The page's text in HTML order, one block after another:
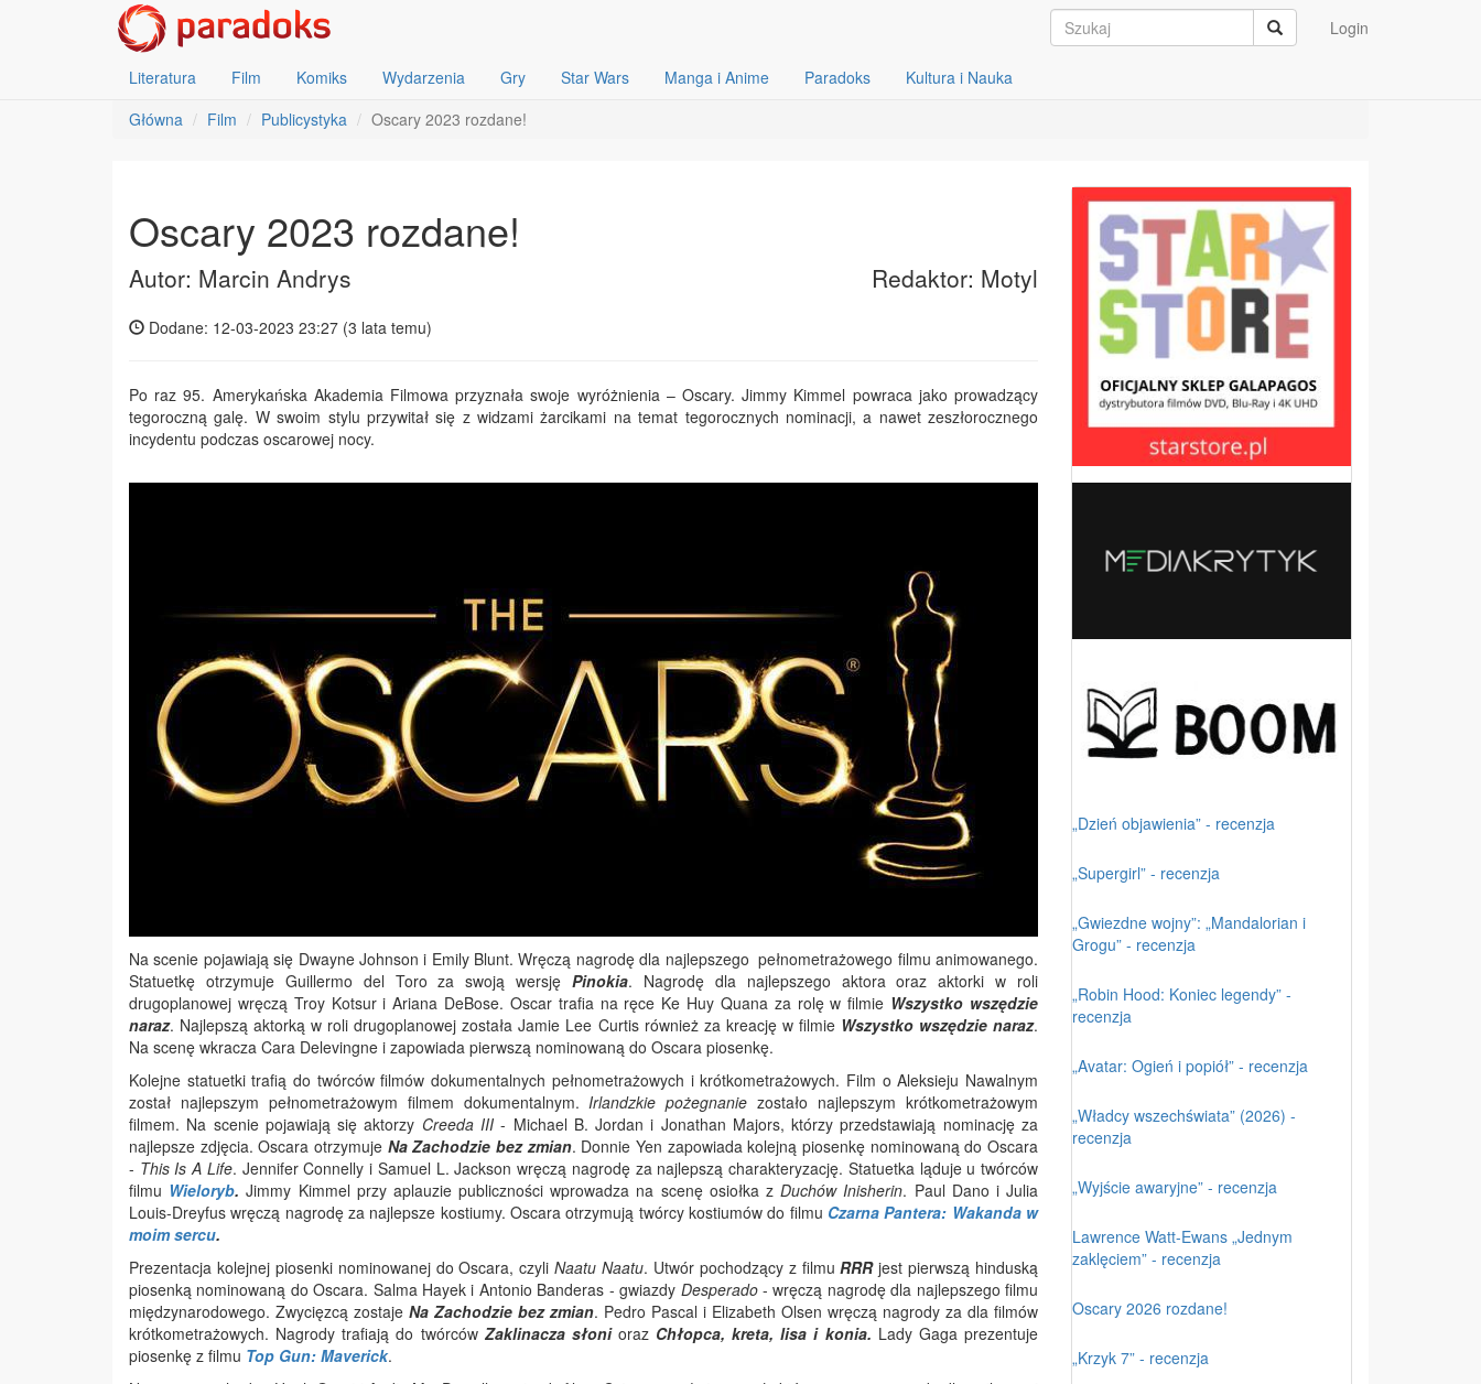
Login
Literatura Film Komiks Wydarzenia Gry Star Wars Manga i Anime Paradoks
Kultura i Nauka
Główna
Film Publicystyka Oscary 2023 rozdane!
Oscary 2023 rozdane!
Autor: Marcin Andrys Redaktor: Motyl
Dodane: 12-03-2023 23:27 (3 lata temu)
Po raz 95. Amerykańska Akademia Filmowa przyznała swoje wyróżnienia – Oscary. Jimmy Kimmel powraca jako prowadzący
tegoroczną galę. W swoim stylu przywitał się z widzami żarcikami na temat tegorocznych nominacji, a nawet zeszłorocznego
incydentu podczas oscarowej nocy.
Na scenie pojawiają się Dwayne Johnson i Emily Blunt. Wręczą nagrodę dla najlepszego pełnometrażowego filmu animowanego.
Statuetkę otrzymuje Guillermo del Toro za swoją wersję Pinokia. Nagrodę dla najlepszego aktora oraz aktorki w roli
drugoplanowej wręczą Troy Kotsur i Ariana DeBose. Oscar trafia na ręce Ke Huy Quana za rolę w filmie Wszystko wszędzie
naraz. Najlepszą aktorką w roli drugoplanowej została Jamie Lee Curtis również za kreację w filmie Wszystko wszędzie naraz.
Na scenę wkracza Cara Delevingne i zapowiada pierwszą nominowaną do Oscara piosenkę.
Kolejne statuetki trafią do twórców filmów dokumentalnych pełnometrażowych i krótkometrażowych. Film o Aleksieju Nawalnym
został najlepszym pełnometrażowym filmem dokumentalnym.Irlandzkie pożegnanie zostało najlepszym krótkometrażowym
filmem. Na scenie pojawiają się aktorzy Creeda III- Michael B. Jordan i Jonathan Majors, którzy przedstawiają nominację za
najlepsze zdjęcia. Oscara otrzymuje Na Zachodzie bez zmian. Donnie Yen zapowiada kolejną piosenkę nominowaną do Oscara
- This Is A Life. Jennifer Connelly i Samuel L. Jackson wręczą nagrodę za najlepszą charakteryzację. Statuetka ląduje u twórców
filmu Wieloryb.Jimmy Kimmel przy aplauzie publiczności wprowadza na scenę osiołka zDuchów Inisherin. Paul Dano i Julia
Louis-Dreyfus wręczą nagrodę za najlepsze kostiumy. Oscara otrzymują twórcy kostiumów do filmu Czarna Pantera: Wakanda w
moim sercu.
Prezentacja kolejnej piosenki nominowanej do Oscara, czyliNaatu Naatu. Utwór pochodzący z filmuRRRjest pierwszą hinduską
piosenką nominowaną do Oscara. Salma Hayek i Antonio Banderas - gwiazdy Desperado- wręczą nagrodę dla najlepszego filmu
międzynarodowego. Zwycięzcą zostaje Na Zachodzie bez zmian. Pedro Pascal i Elizabeth Olsen wręczą nagrody za dla filmów
krótkometrażowych. Nagrody trafiają do twórców Zaklinacza słoni oraz Chłopca, kreta, lisa i konia. Lady Gaga prezentuje
piosenkę z filmu Top Gun: Maverick.
„Dzień objawienia” - recenzja
„Supergirl” - recenzja
„Gwiezdne wojny”: „Mandalorian i
Grogu” - recenzja
„Robin Hood: Koniec legendy” -
recenzja
„Avatar: Ogień i popiół” - recenzja
„Władcy wszechświata” (2026) -
recenzja
„Wyjście awaryjne” - recenzja
Lawrence Watt-Ewans „Jednym
zaklęciem” - recenzja
Oscary 2026 rozdane!
„Krzyk 7” - recenzja